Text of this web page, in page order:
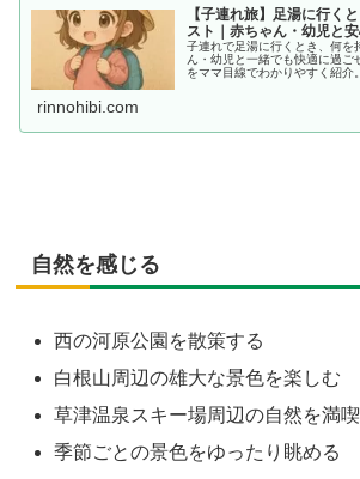
【子連れ旅】足湯に行く
スト｜赤ちゃん・幼児と
子連れで足湯に行くとき、何を
ん・幼児と一緒でも快適に過ご
をママ目線でわかりやすく紹介
rinnohibi.com
自然を感じる
西の河原公園を散策する
白根山周辺の雄大な景色を楽しむ
草津温泉スキー場周辺の自然を満
季節ごとの景色をゆったり眺める